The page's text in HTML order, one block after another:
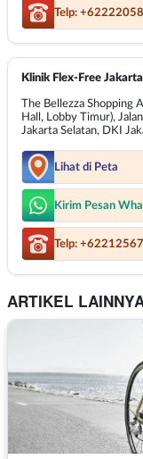
Telp:
Klinik Flex-Free
The Bellezza Shopping
Hall, Lobby Timur),
Jakarta Selatan, DKI
Lihat di Peta
Kirim Pesan
Telp:
ARTIKEL